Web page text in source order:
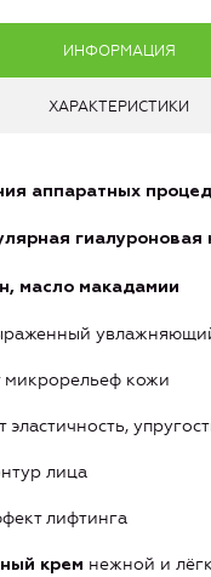
ИНФОРМАЦИЯ
ХАРАКТЕРИСТИКИ
аппаратных
гиалуроновая
масло макадамии
микрорельеф кожи
эластичность,
лица
лифтинга
крем нежной и